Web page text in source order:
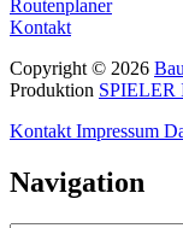
Routenplaner
Kontakt
Copyright © 2026
Produktion SPIELER
Kontakt Impressum
Navigation